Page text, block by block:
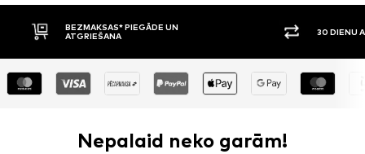
BEZMAKSAS* PIEGĀDE UN
ATGRIEŠANA
30 DIENU
Nepalaid neko garām!